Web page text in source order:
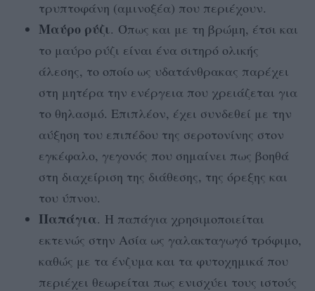
τρυπτοφάνη (αμινοξέα) που περιέχουν.
Μαύρο ρύζι. Όπως και με τη βρώμη, έτσι και
το μαύρο ρύζι είναι ένα σιτηρό ολικής
άλεσης, το οποίο ως υδατάνθρακας παρέχει
στη μητέρα την ενέργεια που χρειάζεται για
το θηλασμό. Επιπλέον, έχει συνδεθεί με την
αύξηση του επιπέδου της σεροτονίνης στον
εγκέφαλο, γεγονός που σημαίνει πως βοηθά
στη διαχείριση της διάθεσης, της όρεξης και
του ύπνου.
Παπάγια. Η παπάγια χρησιμοποιείται
εκτενώς στην Ασία ως γαλακταγωγό τρόφιμο,
καθώς με τα ένζυμα και τα φυτοχημικά που
περιέχει θεωρείται πως ενισχύει τους ιστούς